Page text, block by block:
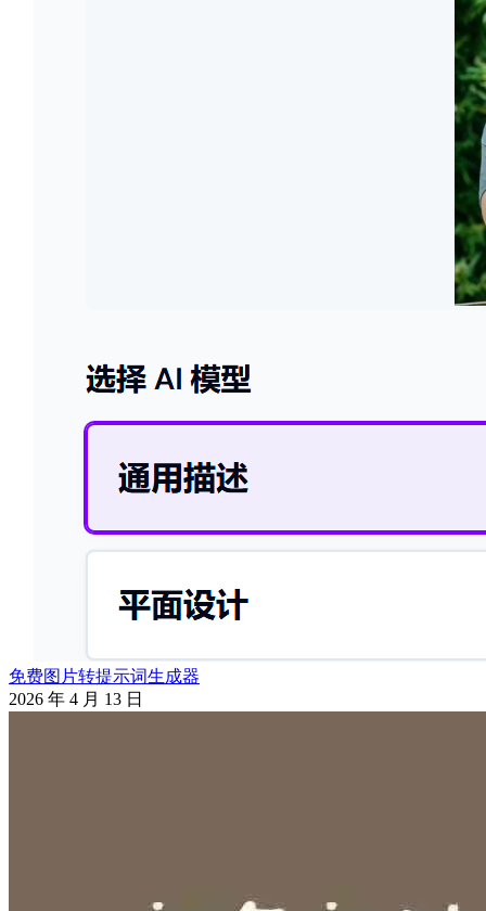
免费图片转提示词生成器
2026 年 4 月 13 日